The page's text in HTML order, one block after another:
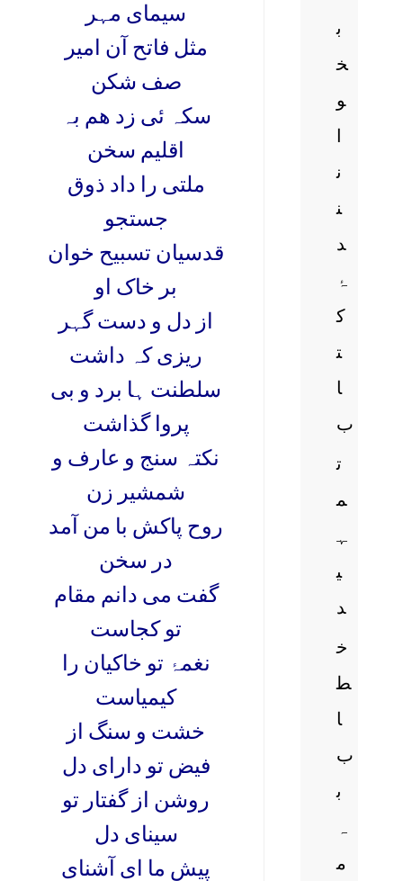
سیمای مہر
مثل فاتح آن امیر
صف شکن
سکہ ئی زد ھم بہ
اقلیم سخن
ملتی را داد ذوق
جستجو
قدسیان تسبیح خوان
بر خاک او
از دل و دست گہر
ریزی کہ داشت
سلطنت ہا برد و بی
پروا گذاشت
نکتہ سنج و عارف و
شمشیر زن
روح پاکش با من آمد
در سخن
گفت می دانم مقام
تو کجاست
نغمہ تو خاکیان را
کیمیاست
خشت و سنگ از
فیض تو دارای دل
روشن از گفتار تو
سینای دل
پیش ما ای آشنای
ب
خ
و
ا
ن
ن
د
ۂ
ک
ت
ا
ب
ت
م
ہ
ی
د
خ
ط
ا
ب
ب
ہ
م